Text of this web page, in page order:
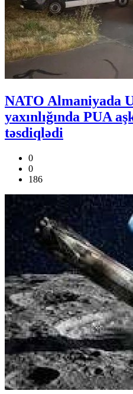
NATO Almaniyada
yaxınlığında PUA
təsdiqlədi
0
0
186